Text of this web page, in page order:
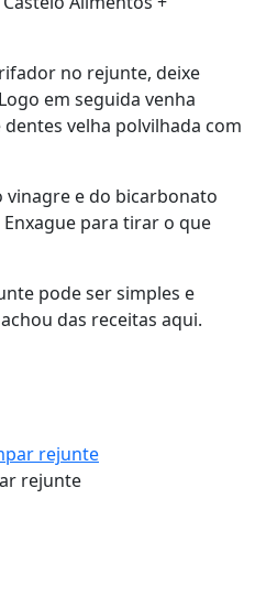
no rejunte, deixe
em seguida venha
velha polvilhada com
vinagre e do bicarbonato
para tirar o que
pode ser simples e
das receitas aqui.
rejunte